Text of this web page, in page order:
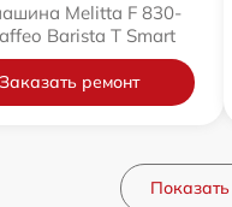
Melitta F 830-
Barista T Smart
Заказать ремонт